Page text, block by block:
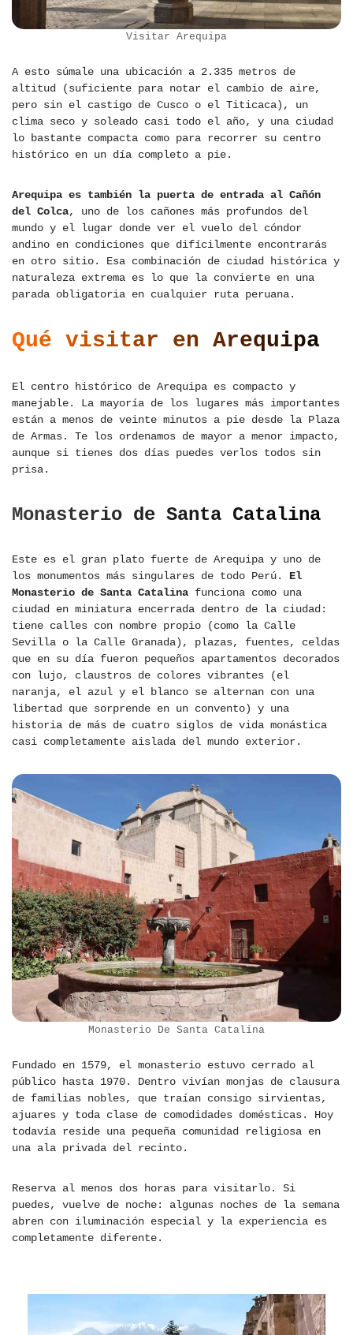
Visitar Arequipa
A esto súmale una ubicación a 2.335 metros de
altitud (suficiente para notar el cambio de aire,
pero sin el castigo de Cusco o el Titicaca), un
clima seco y soleado casi todo el año, y una ciudad
lo bastante compacta como para recorrer su centro
histórico en un día completo a pie.
Arequipa es también la puerta de entrada al Cañón
del Colca, uno de los cañones más profundos del
mundo y el lugar donde ver el vuelo del cóndor
andino en condiciones que difícilmente encontrarás
en otro sitio. Esa combinación de ciudad histórica y
naturaleza extrema es lo que la convierte en una
parada obligatoria en cualquier ruta peruana.
Qué visitar en Arequipa
El centro histórico de Arequipa es compacto y
manejable. La mayoría de los lugares más importantes
están a menos de veinte minutos a pie desde la Plaza
de Armas. Te los ordenamos de mayor a menor impacto,
aunque si tienes dos días puedes verlos todos sin
prisa.
Monasterio de Santa Catalina
Este es el gran plato fuerte de Arequipa y uno de
los monumentos más singulares de todo Perú. El
Monasterio de Santa Catalina funciona como una
ciudad en miniatura encerrada dentro de la ciudad:
tiene calles con nombre propio (como la Calle
Sevilla o la Calle Granada), plazas, fuentes, celdas
que en su día fueron pequeños apartamentos decorados
con lujo, claustros de colores vibrantes (el
naranja, el azul y el blanco se alternan con una
libertad que sorprende en un convento) y una
historia de más de cuatro siglos de vida monástica
casi completamente aislada del mundo exterior.
Monasterio De Santa Catalina
Fundado en 1579, el monasterio estuvo cerrado al
público hasta 1970. Dentro vivían monjas de clausura
de familias nobles, que traían consigo sirvientas,
ajuares y toda clase de comodidades domésticas. Hoy
todavía reside una pequeña comunidad religiosa en
una ala privada del recinto.
Reserva al menos dos horas para visitarlo. Si
puedes, vuelve de noche: algunas noches de la semana
abren con iluminación especial y la experiencia es
completamente diferente.